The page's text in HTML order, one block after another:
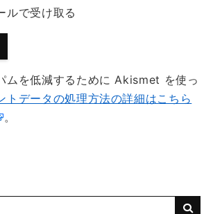
ルで受け取る
ムを低減するために Akismet を使っ
トデータの処理方法の詳細はこちら
。